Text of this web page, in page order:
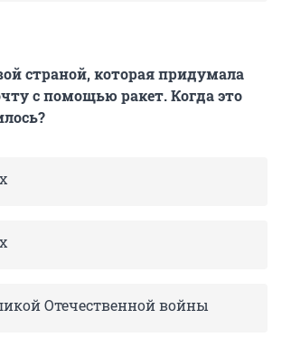
страной, которая придумала
с помощью ракет. Когда это
Отечественной войны